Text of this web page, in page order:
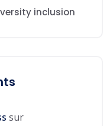
inclusion
sur